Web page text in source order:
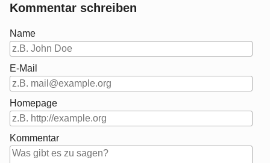
Kommentar schreiben
Name
E-Mail
Homepage
Kommentar